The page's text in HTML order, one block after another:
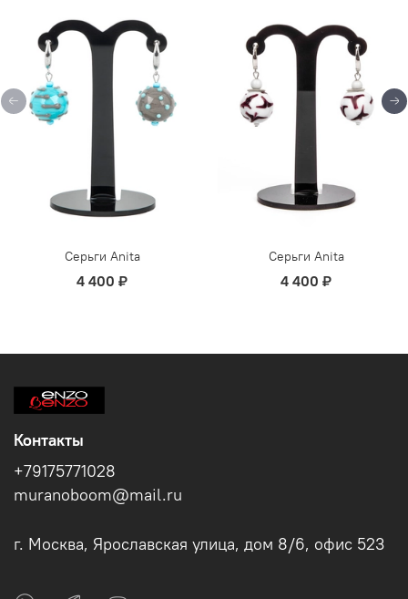
Серьги Anita
4 400 ₽
Серьги Anita
4 400 ₽
Контакты
+79175771028
muranoboom@mail.ru
г. Москва, Ярославская улица, дом 8/6, офис 523